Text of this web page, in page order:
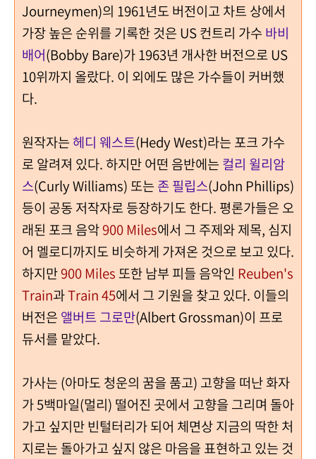
Journeymen)의 1961년도 버전이고 차트 상에서
가장 높은 순위를 기록한 것은 US 컨트리 가수 바비
배어(Bobby Bare)가 1963년 개사한 버전으로 US
10위까지 올랐다. 이 외에도 많은 가수들이 커버했
다.
원작자는 헤디 웨스트(Hedy West)라는 포크 가수
로 알려져 있다. 하지만 어떤 음반에는 컬리 윌리암
스(Curly Williams) 또는 존 필립스(John Phillips)
등이 공동 저작자로 등장하기도 한다. 평론가들은 오
래된 포크 음악900 Miles에서 그 주제와 제목, 심지
어 멜로디까지도 비슷하게 가져온 것으로 보고 있다.
하지만900 Miles 또한 남부 피들 음악인 Reuben's
Train과Train 45에서 그 기원을 찾고 있다. 이들의
버전은 앨버트 그로만(Albert Grossman)이 프로
듀서를 맡았다.
가사는 (아마도 청운의 꿈을 품고) 고향을 떠난 화자
가 5백마일(멀리) 떨어진 곳에서 고향을 그리며 돌아
가고 싶지만 빈털터리가 되어 체면상 지금의 딱한 처
지로는 돌아가고 싶지 않은 마음을 표현하고 있는 것